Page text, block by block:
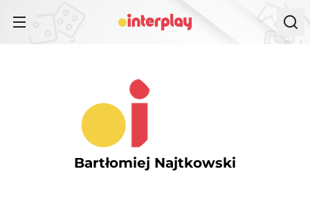
Bartłomiej Najtkowski